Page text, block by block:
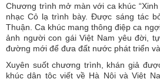
Chương trình mở màn với ca khúc
nhạc Cỏ lạ trình bày. Được sáng tác
Thuận. Ca khúc mang thông điệp ca
ảnh người con gái Việt Nam yêu đời,
đường mới để đưa đất nước phát triển
Xuyên suốt chương trình, khán giả
khúc dân tộc viết về Hà Nội và Việt